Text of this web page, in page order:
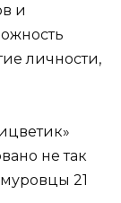
и
личности,
не так
21